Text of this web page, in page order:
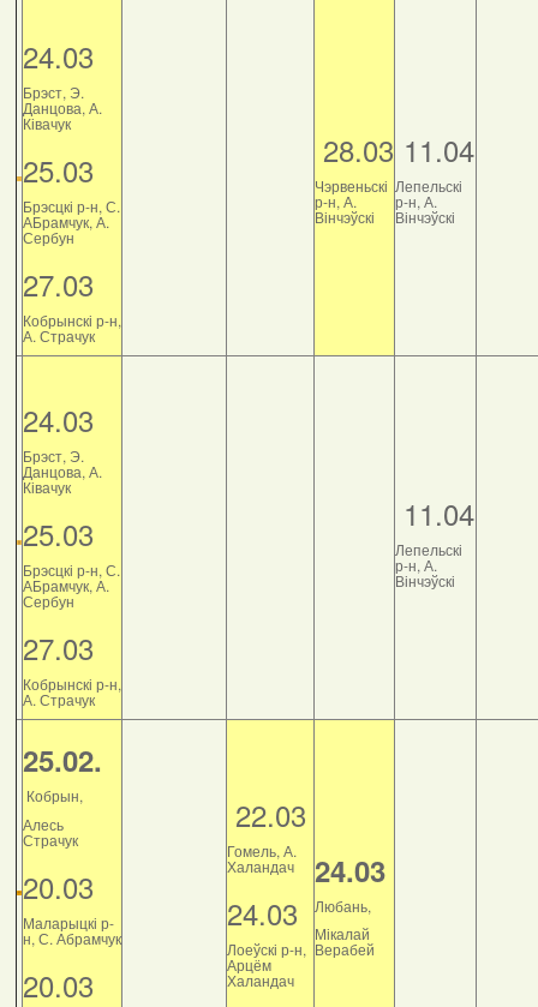
24.03
Брэст, Э.
Данцова, А.
Ківачук
25.03
Брэсцкі р-н, С.
АБрамчук, А.
Сербун
27.03
Кобрынскі р-н,
А. Страчук
28.03
Чэрвеньскі
р-н, А.
Вінчэўскі
11.04
Лепельскі
р-н, А.
Вінчэўскі
24.03
Брэст, Э.
Данцова, А.
Ківачук
25.03
Брэсцкі р-н, С.
АБрамчук, А.
Сербун
27.03
Кобрынскі р-н,
А. Страчук
11.04
Лепельскі
р-н, А.
Вінчэўскі
25.02.
Кобрын,
Алесь
Страчук
20.03
Маларыцкі р-
н, С. Абрамчук
20.03
22.03
Гомель, А.
Халандач
24.03
Лоеўскі р-н,
Арцём
Халандач
24.03
Любань,
Мікалай
Верабей